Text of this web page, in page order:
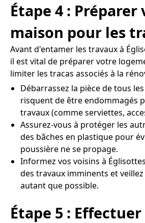
Étape 4 : Préparer
maison pour les
Avant d'entamer les travaux à
il est vital de préparer votre
limiter les tracas associés à la
Débarrassez la pièce de tous
risquent de être endommagés
travaux (comme serviettes,
Assurez-vous à protéger les
des bâches en plastique pour
poussière ne se propage.
Informez vos voisins à
des travaux imminents et
autant que possible.
Étape 5 :